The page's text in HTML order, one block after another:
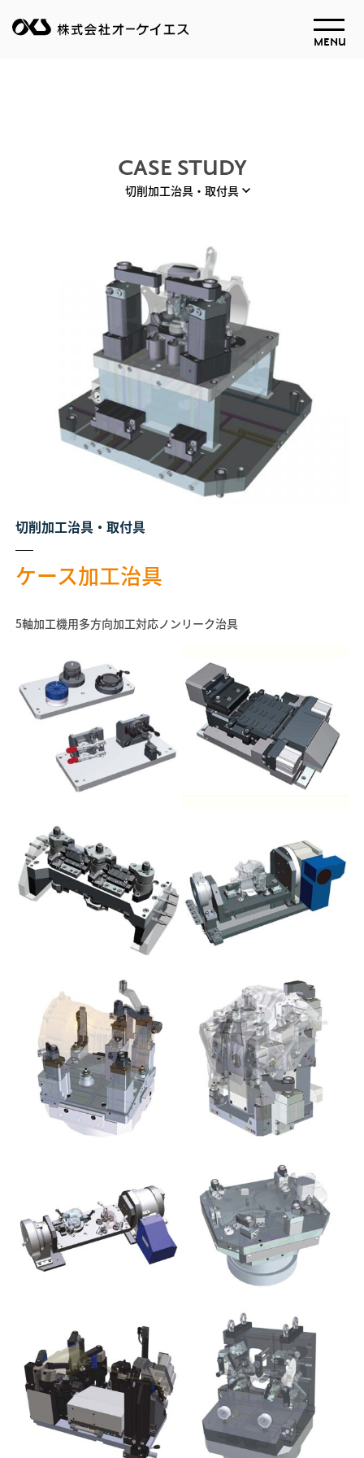
MENU
CASE STUDY
切削加工治具・取付具
切削加工治具・取付具
ケース加工治具
5軸加工機用多方向加工対応ノンリーク治具